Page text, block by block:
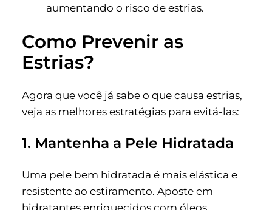
aumentando o risco de estrias.
Como Prevenir as
Estrias?
Agora que você já sabe o que causa estrias,
veja as melhores estratégias para evitá-las:
1. Mantenha a Pele Hidratada
Uma pele bem hidratada é mais elástica e
resistente ao estiramento. Aposte em
hidratantes enriquecidos com óleos